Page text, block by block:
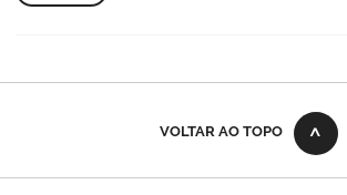
VOLTAR AO TOPO